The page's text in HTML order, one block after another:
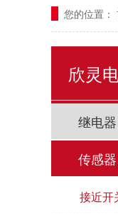
您的位置：
欣灵
继电器
传感器
接近开